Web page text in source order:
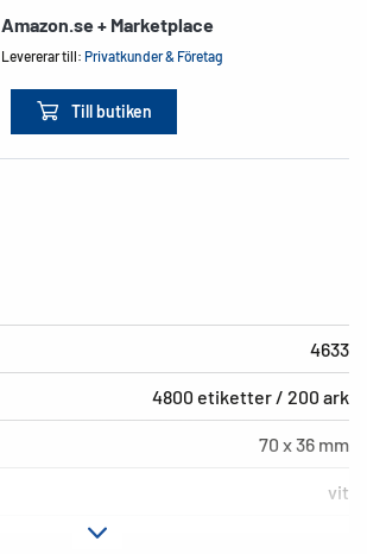
Amazon.se + Marketplace
Levererar till:Privatkunder & Företag
Till butiken
4633
4800 etiketter / 200 ark
70 x 36 mm
vit